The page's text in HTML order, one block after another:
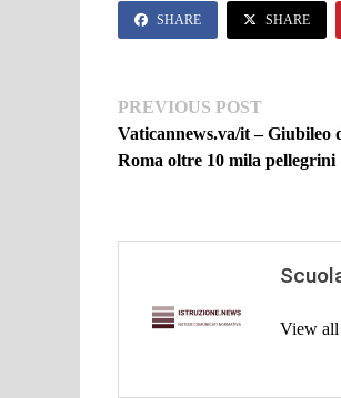
SHARE SHARE
Navigazione
articoli
PREVIOUS POSTPrevious
post:
Vaticannews.va/it – Giubileo
Roma oltre 10 mila pellegrini
View all